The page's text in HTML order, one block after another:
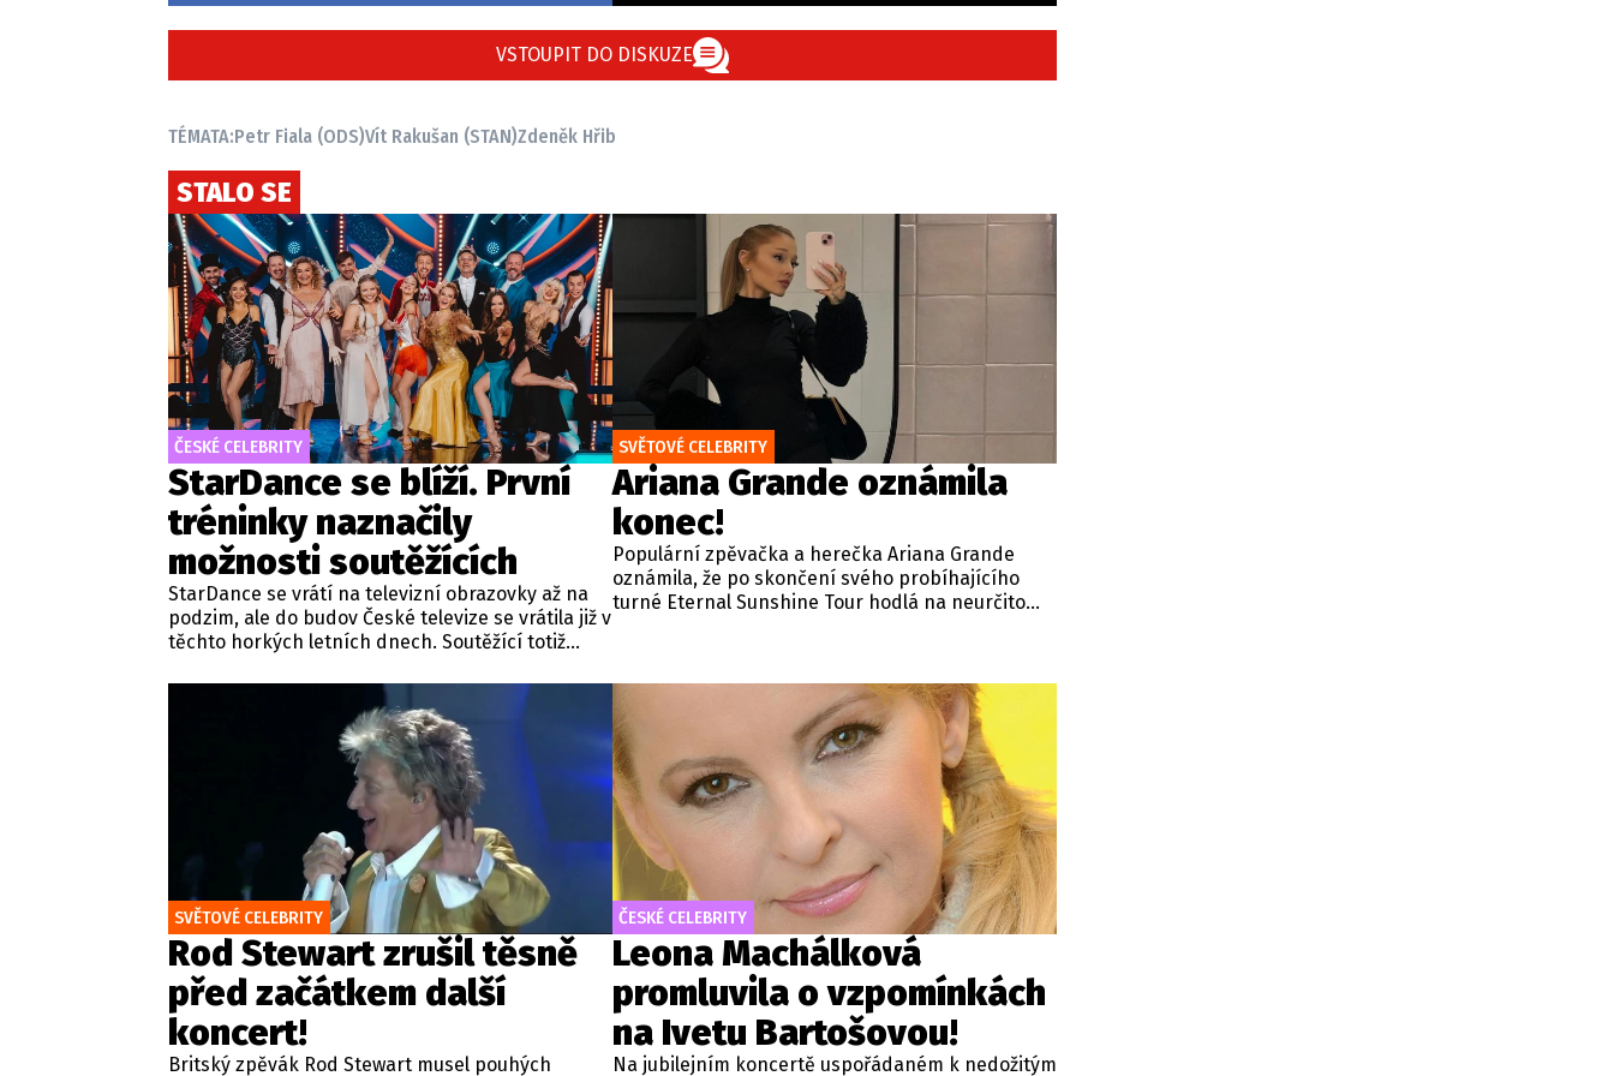
VSTOUPIT DO DISKUZE
TÉMATA:Petr Fiala (ODS)Vít Rakušan (STAN)Zdeněk Hřib
STALO SE
ČESKÉ CELEBRITY
StarDance se blíží. První
tréninky naznačily
možnosti soutěžících
StarDance se vrátí na televizní obrazovky až na
podzim, ale do budov České televize se vrátila již v
těchto horkých letních dnech. Soutěžící totiž
statisícům diváků na tanečním parketu.
SVĚTOVÉ CELEBRITY
Ariana Grande oznámila
konec!
Populární zpěvačka a herečka Ariana Grande
oznámila, že po skončení svého probíhajícího
turné Eternal Sunshine Tour hodlá na neurčito
SVĚTOVÉ CELEBRITY
Rod Stewart zrušil těsně
před začátkem další
koncert!
Britský zpěvák Rod Stewart musel pouhých
ČESKÉ CELEBRITY
Leona Machálková
promluvila o vzpomínkách
na Ivetu Bartošovou!
Na jubilejním koncertě uspořádaném k nedožitým